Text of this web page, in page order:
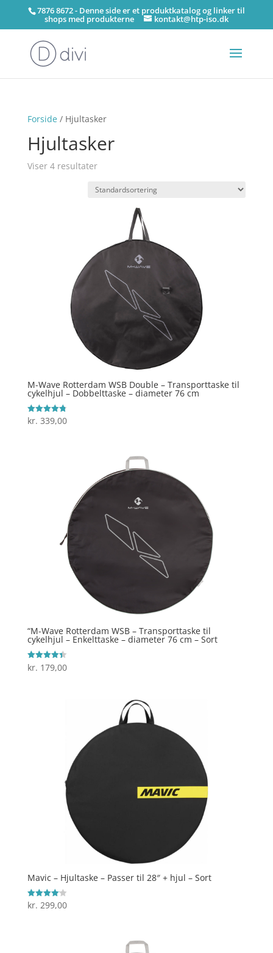
7876 8672 - Denne side er et produktkatalog og linker til
shops med produkterne kontakt@htp-iso.dk
Forside/ Hjultasker
Hjultasker
Viser 4 resultater
M-Wave Rotterdam WSB Double – Transporttaske til
cykelhjul – Dobbelttaske – diameter 76 cm
Vurderet
4.8
kr. 339,00
“M-Wave Rotterdam WSB – Transporttaske til
cykelhjul – Enkelttaske – diameter 76 cm – Sort
Vurderet
4.4
kr. 179,00
Mavic – Hjultaske – Passer til 28″ + hjul – Sort
Vurderet
4.1
kr. 299,00